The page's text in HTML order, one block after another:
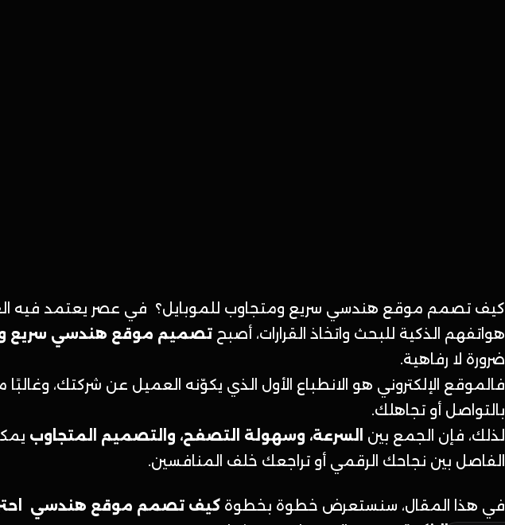
كيف تصمم موقع هندسي سريع ومتجاوب للموبايل؟ في عصر يعتمد فيه
هواتفهم الذكية للبحث واتخاذ القرارات، أصبح تصميم موقع هندسي سريع
ضرورة لا رفاهية.
فالموقع الإلكتروني هو الانطباع الأول الذي يكوّنه العميل عن شركتك، وغالبًا
بالتواصل أو تجاهلك.
لذلك، فإن الجمع بين
السرعة، وسهولة التصفح، والتصميم المتجاوب
الفاصل بين نجاحك الرقمي أو تراجعك خلف المنافسين.
في هذا المقال، سنستعرض خطوة بخطوة كيف تصمم موقع هندسي